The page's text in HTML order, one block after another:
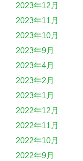
2023年12月
2023年11月
2023年10月
2023年9月
2023年4月
2023年2月
2023年1月
2022年12月
2022年11月
2022年10月
2022年9月